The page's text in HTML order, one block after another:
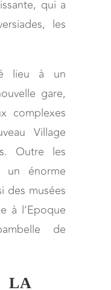
qui a
les
lieu à un
gare,
complexes
Village
Outre les
un énorme
des musées
à l’Epoque
de
LA